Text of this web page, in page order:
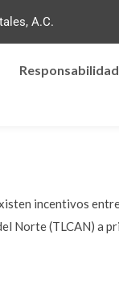
A.C.
incentivos
Norte (TLCAN) a